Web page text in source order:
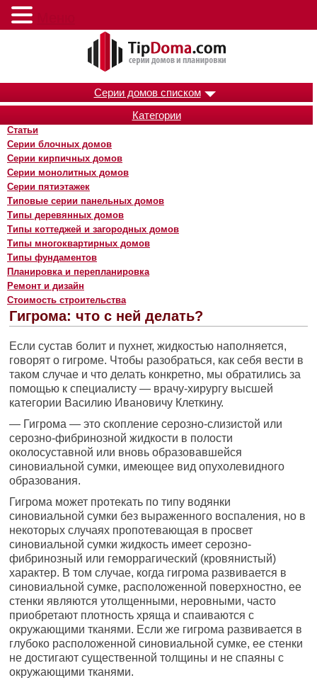
Серии домов списком
Категории
Статьи
Серии блочных домов
Серии кирпичных домов
Серии монолитных домов
Серии пятиэтажек
Типовые серии панельных домов
Типы деревянных домов
Типы коттеджей и загородных домов
Типы многоквартирных домов
Типы фундаментов
Планировка и перепланировка
Ремонт и дизайн
Стоимость строительства
Гигрома: что с ней делать?
Если сустав болит и пухнет, жидкостью наполняется,
говорят о гигроме. Чтобы разобраться, как себя вести в
таком случае и что делать конкретно, мы обратились за
помощью к специалисту — врачу-хирургу высшей
категории Василию Ивановичу Клеткину.
— Гигрома — это скопление серозно-слизистой или
серозно-фибринозной жидкости в полости
околосуставной или вновь образовавшейся
синовиальной сумки, имеющее вид опухолевидного
образования.
Гигрома может протекать по типу водянки
синовиальной сумки без выраженного воспаления, но в
некоторых случаях пропотевающая в просвет
синовиальной сумки жидкость имеет серозно-
фибринозный или геморрагический (кровянистый)
характер. В том случае, когда гигрома развивается в
синовиальной сумке, расположенной поверхностно, ее
стенки являются утолщенными, неровными, часто
приобретают плотность хряща и спаиваются с
окружающими тканями. Если же гигрома развивается в
глубоко расположенной синовиальной сумке, ее стенки
не достигают существенной толщины и не спаяны с
окружающими тканями.